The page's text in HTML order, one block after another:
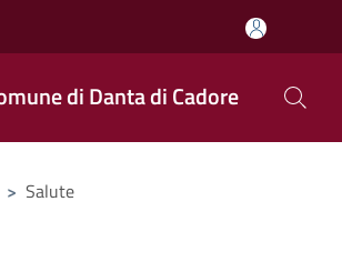
di Danta di Cadore
> Salute